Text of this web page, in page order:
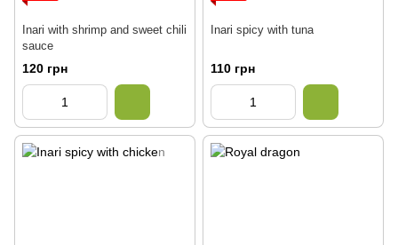
Inari with shrimp and sweet chili
sauce
120 грн
Inari spicy with tuna
110 грн